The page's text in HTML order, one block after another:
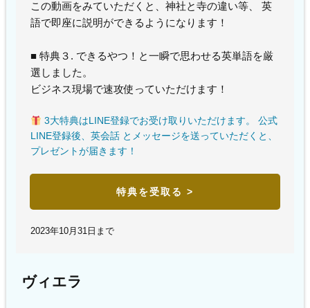
この動画をみていただくと、神社と寺の違い等、 英
語で即座に説明ができるようになります！
■ 特典３. できるやつ！と一瞬で思わせる英単語を厳
選しました。
ビジネス現場で速攻使っていただけます！
3大特典はLINE登録でお受け取りいただけます。 公式
LINE登録後、英会話 とメッセージを送っていただくと、
プレゼントが届きます！
特典を受取る >
2023年10月31日まで
ヴィエラ